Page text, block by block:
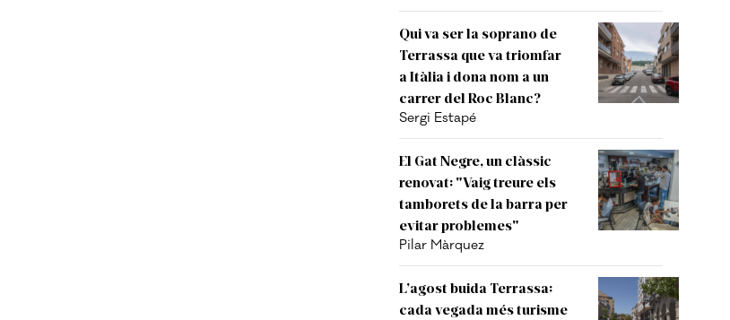
Qui va ser la soprano de
Terrassa que va triomfar
a Itàlia i dona nom a un
carrer del Roc Blanc?
Sergi Estapé
El Gat Negre, un clàssic
renovat: "Vaig treure els
tamborets de la barra per
evitar problemes"
Pilar Màrquez
L’agost buida Terrassa:
cada vegada més turisme